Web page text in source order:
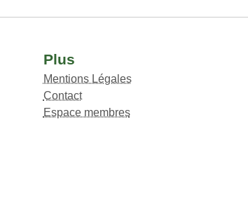
Plus
Mentions Légales
Contact
Espace membres